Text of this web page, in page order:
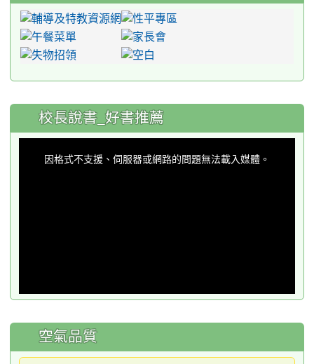
:::
校長說書_好書推薦
因格式不支援、伺服器或網路的問題無法載入媒體。
空氣品質